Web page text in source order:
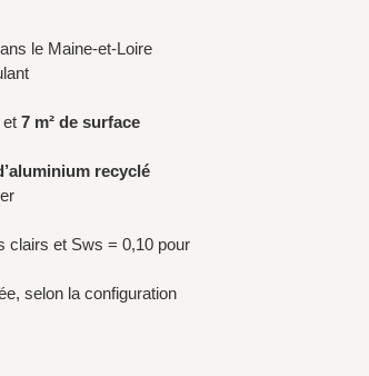
le Maine-et-Loire
et 7 m² de surface
recyclé
clairs et Sws = 0,10 pour
selon la configuration